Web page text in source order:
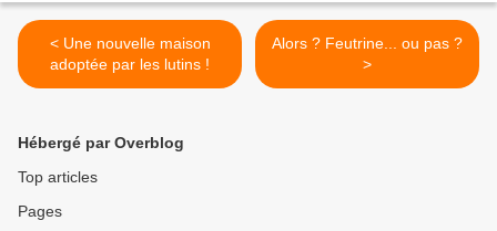
< Une nouvelle maison
adoptée par les lutins !
Alors ? Feutrine... ou pas ?
>
Hébergé par Overblog
Top articles
Pages